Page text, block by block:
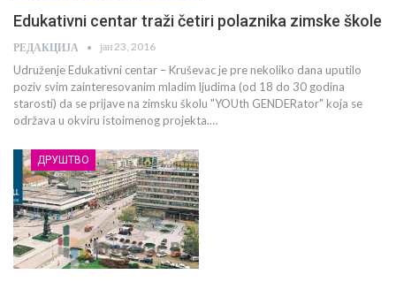
Edukativni centar traži četiri polaznika zimske škole
РЕДАКЦИЈА јан 23, 2016
Udruženje Edukativni centar – Kruševac je pre nekoliko dana uputilo
poziv svim zainteresovanim mladim ljudima (od 18 do 30 godina
starosti) da se prijave na zimsku školu "YOUth GENDERator" koja se
održava u okviru istoimenog projekta.…
ДРУШТВО